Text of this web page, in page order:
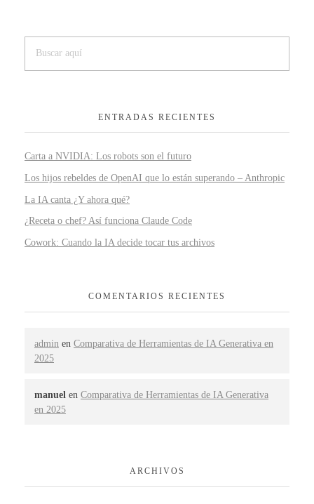
ENTRADAS RECIENTES
Carta a NVIDIA: Los robots son el futuro
Los hijos rebeldes de OpenAI que lo están superando – Anthropic
La IA canta ¿Y ahora qué?
¿Receta o chef? Así funciona Claude Code
Cowork: Cuando la IA decide tocar tus archivos
COMENTARIOS RECIENTES
admin en Comparativa de Herramientas de IA Generativa en
2025
manuel en Comparativa de Herramientas de IA Generativa
en 2025
ARCHIVOS